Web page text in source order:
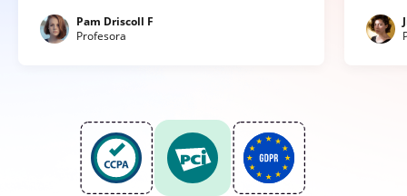
Pam Driscoll F
Profesora